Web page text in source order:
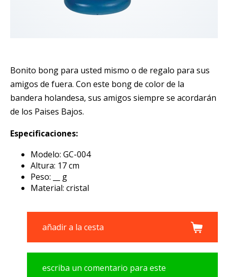
Bonito bong para usted mismo o de regalo para sus
amigos de fuera. Con este bong de color de la
bandera holandesa, sus amigos siempre se acordarán
de los Paises Bajos.
Especificaciones:
Modelo: GC-004
Altura: 17 cm
Peso: __ g
Material: cristal
añadir a la cesta
escriba un comentario para este